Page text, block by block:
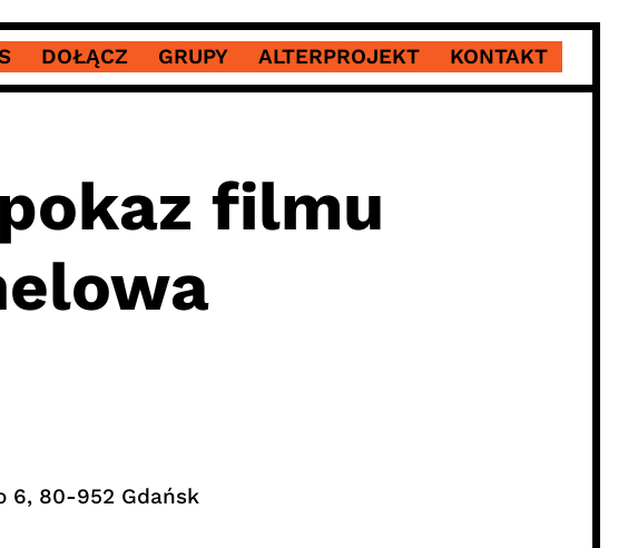
DOŁĄCZ GRUPY ALTERPROJEKT KONTAKT
filmu
6, 80-952 Gdańsk